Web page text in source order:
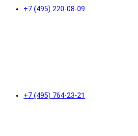
+7 (495) 220-08-09
+7 (495) 764-23-21